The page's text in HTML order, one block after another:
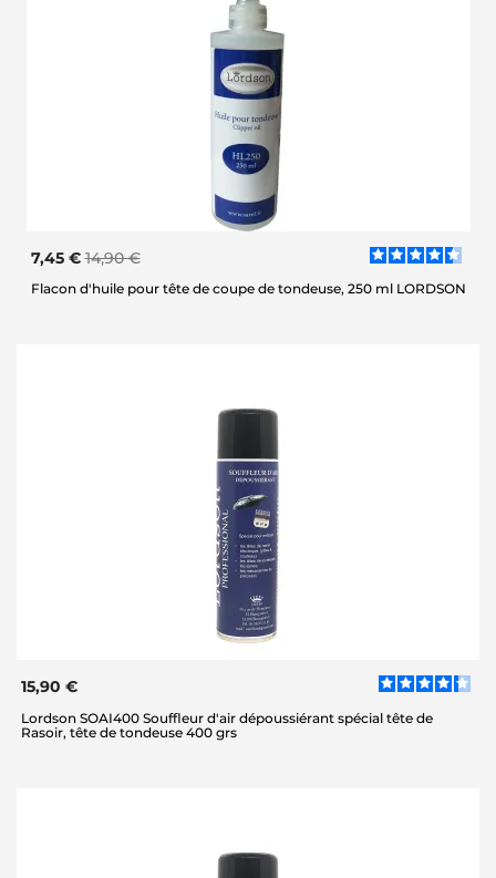
7,45 €14,90 €
Flacon d'huile pour tête de coupe de tondeuse, 250 ml LORDSON
15,90 €
Lordson SOAI400 Souffleur d'air dépoussiérant spécial tête de
Rasoir, tête de tondeuse 400 grs